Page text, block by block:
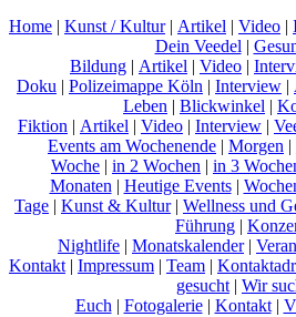
Home | Kunst / Kultur| Artikel | Video |
Dein Veedel |
Bildung | Artikel | Video |
Doku | Polizeimappe Köln | Interview |
Leben | Blickwinkel |
Fiktion | Artikel | Video | Interview |
Events am Wochenende | Morgen |
Woche | in 2 Wochen | in 3
Monaten | Heutige Events|
Tage | Kunst & Kultur| Wellness und
Führung |
Nightlife | Monatskalender|
Kontakt | Impressum | Team |
gesucht | Wir
Euch | Fotogalerie| Kontakt|